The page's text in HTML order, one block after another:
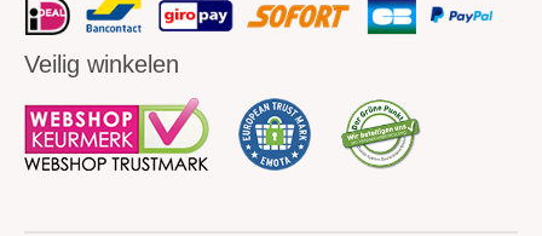
Veilig winkelen